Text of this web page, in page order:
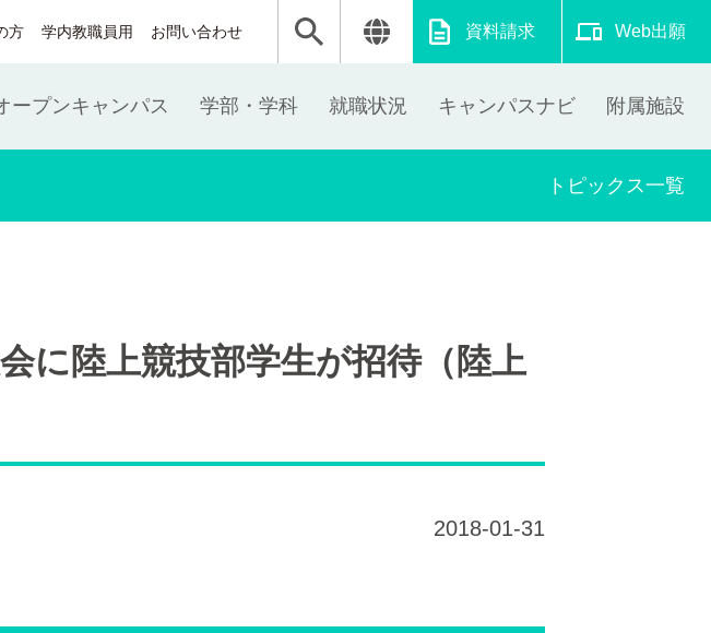
方 学内教職員用 お問い合わせ 資料請求 Web出願
ープンキャンパス 学部・学科 就職状況 キャンパスナビ 附属施設
トピックス一覧
に陸上競技部学生が招待（陸上
2018-01-31